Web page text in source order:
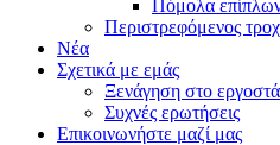
Πόμολα
Περιστρεφόμενος
Νέα
Σχετικά με εμάς
Ξενάγηση στο
Συχνές ερωτήσεις
Επικοινωνήστε μαζί μας